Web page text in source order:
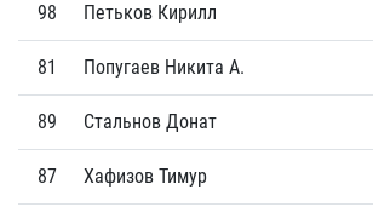
98 Петьков Кирилл
81 Попугаев Никита А.
89 Стальнов Донат
87 Хафизов Тимур